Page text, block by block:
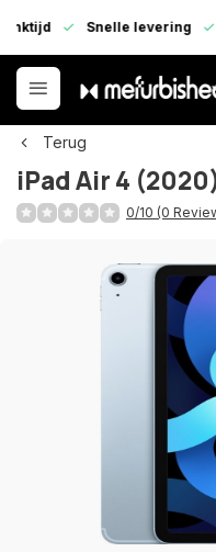
Snelle levering
Terug
iPad Air 4
0/10 (0